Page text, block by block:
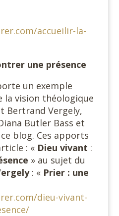
accueilir-la-
une présence
un exemple
la vision théologique
Bertrand Vergely,
Butler Bass et
blog. Ces apports
: « Dieu vivant :
» au sujet du
: « Prier : une
dieu-vivant-